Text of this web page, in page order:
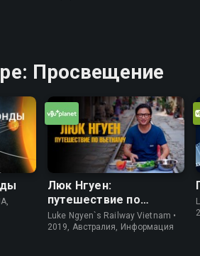
Просвещение
Люк Нгуен:
путешествие по
Вьетнаму
Luke Ngyen`s Railway Vietnam •
2019, Австралия, Информация